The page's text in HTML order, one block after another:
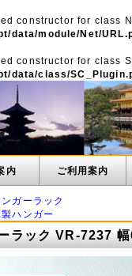
constructor for class
data/module/Net/
constructor for class
data/class/
内 ご利用案内
ガーラック
製ハンガー
ラック VR-7237